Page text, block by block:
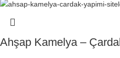
Ahşap Kamelya –